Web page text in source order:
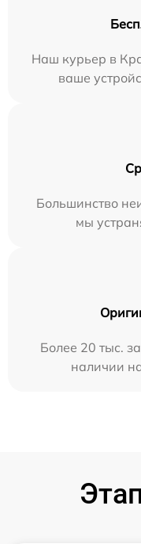
Наш курьер в
ваше
Большинство
мы
Более 20 тыс.
наличии